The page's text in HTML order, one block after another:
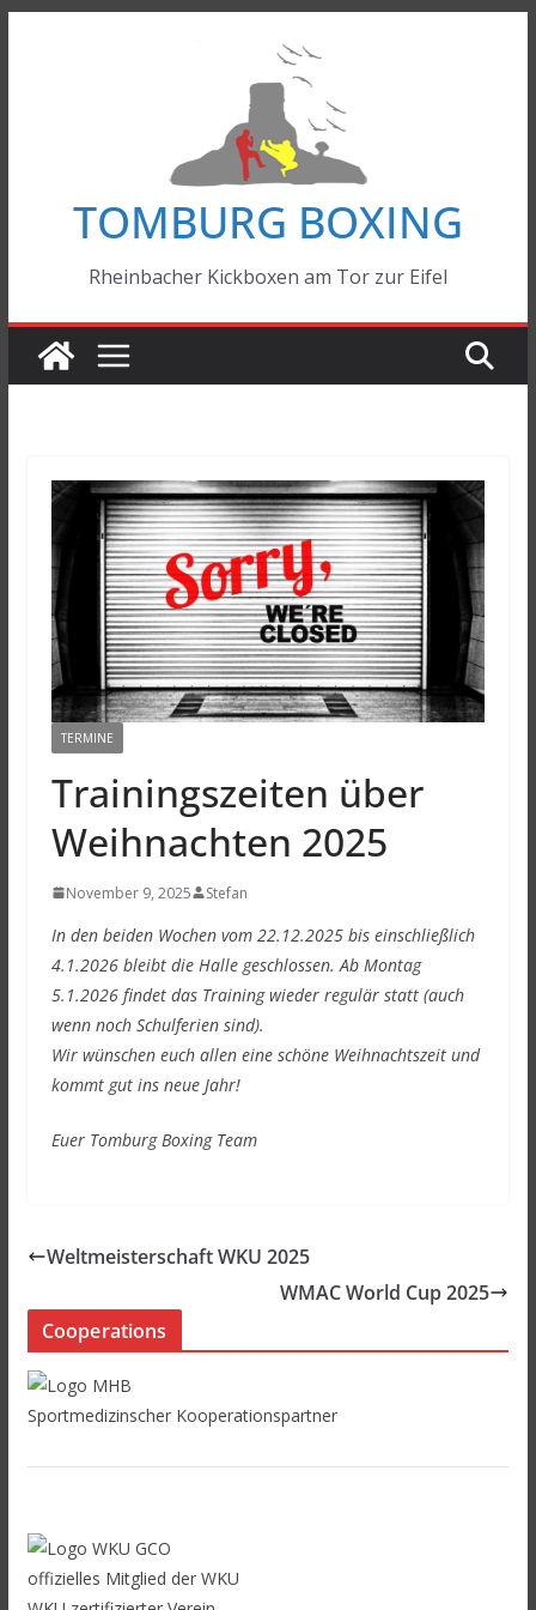
TOMBURG BOXING
Rheinbacher Kickboxen am Tor zur Eifel
TERMINE
Trainingszeiten über
Weihnachten 2025
November 9, 2025 Stefan
In den beiden Wochen vom 22.12.2025 bis einschließlich
4.1.2026 bleibt die Halle geschlossen. Ab Montag
5.1.2026 findet das Training wieder regulär statt (auch
wenn noch Schulferien sind).
Wir wünschen euch allen eine schöne Weihnachtszeit und
kommt gut ins neue Jahr!
Euer Tomburg Boxing Team
Weltmeisterschaft WKU 2025
WMAC World Cup 2025
Cooperations
Sportmedizinscher Kooperationspartner
offizielles Mitglied der WKU